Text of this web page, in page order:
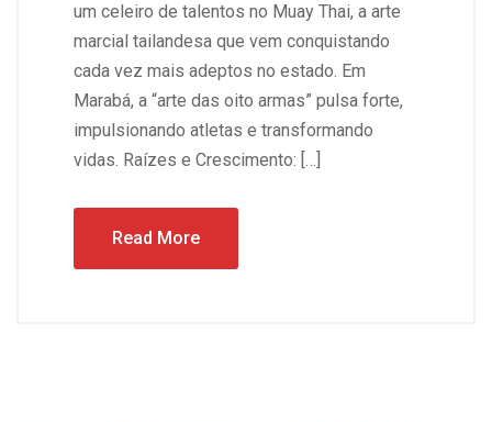
um celeiro de talentos no Muay Thai, a arte
marcial tailandesa que vem conquistando
cada vez mais adeptos no estado. Em
Marabá, a “arte das oito armas” pulsa forte,
impulsionando atletas e transformando
vidas. Raízes e Crescimento: […]
Read More